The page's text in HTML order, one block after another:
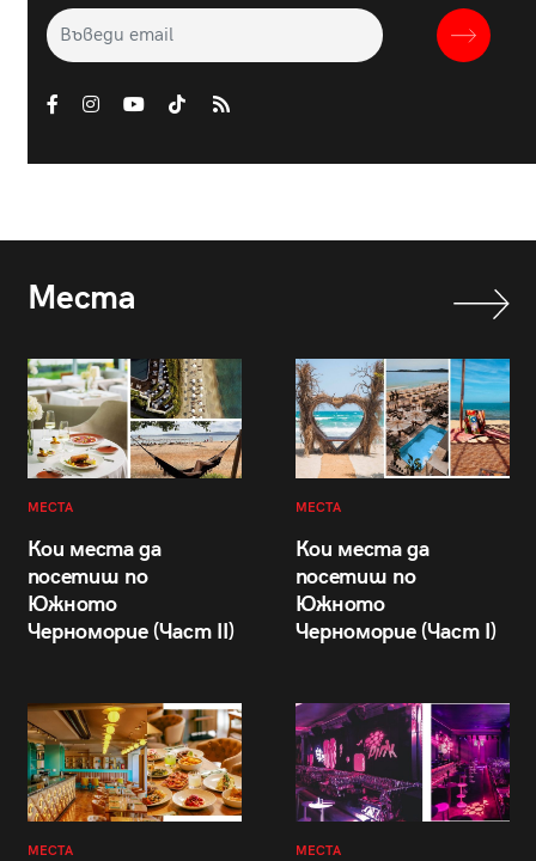
Места
МЕСТА
Кои места да
посетиш по
Южното
Черноморие (Част II)
МЕСТА
Кои места да
посетиш по
Южното
Черноморие (Част I)
МЕСТА МЕСТА